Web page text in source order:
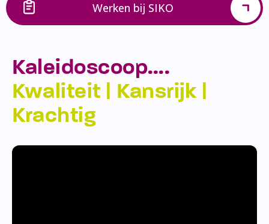
Werken bij SIKO
Kaleidoscoop….
Kwaliteit | Kansrijk |
Krachtig